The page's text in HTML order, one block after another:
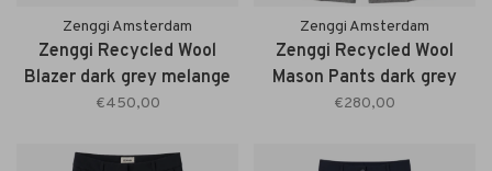
Zenggi Amsterdam
Zenggi Recycled Wool
Blazer dark grey melange
€450,00
Zenggi Amsterdam
Zenggi Recycled Wool
Mason Pants dark grey
melange
€280,00